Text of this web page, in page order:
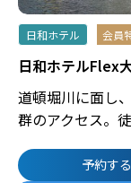
日和ホテル 会員
日和ホテルFlex
道頓堀川に面し
群のアクセス。
予約する